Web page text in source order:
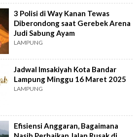
3 Polisi di Way Kanan Tewas
Diberondong saat Gerebek Arena
Judi Sabung Ayam
LAMPUNG
Jadwal Imsakiyah Kota Bandar
Lampung Minggu 16 Maret 2025
LAMPUNG
Efisiensi Anggaran, Bagaimana